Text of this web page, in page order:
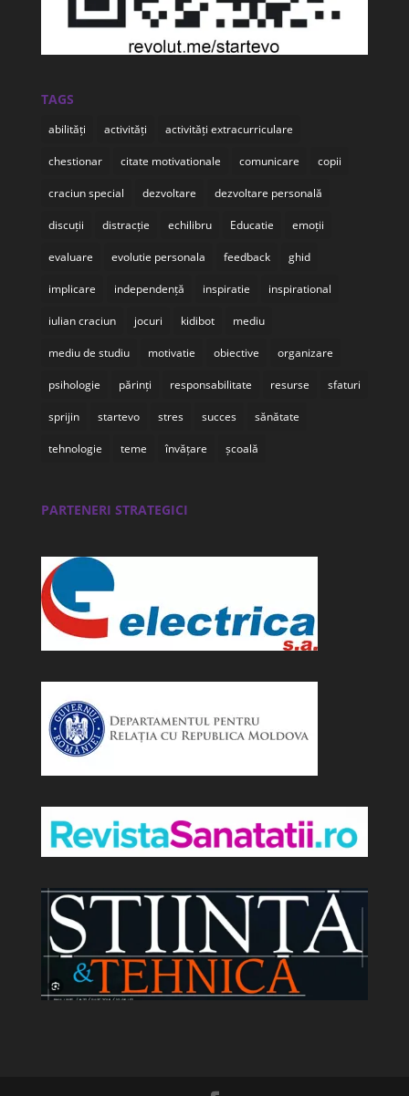
TAGS
abilități activități activități extracurriculare
chestionar citate motivationale comunicare copii
craciun special dezvoltare dezvoltare personală
discuții distracție echilibru Educatie emoții
evaluare evolutie personala feedback ghid
implicare independență inspiratie inspirational
iulian craciun jocuri kidibot mediu
mediu de studiu motivatie obiective organizare
psihologie părinți responsabilitate resurse sfaturi
sprijin startevo stres succes sănătate
tehnologie teme învățare școală
PARTENERI STRATEGICI